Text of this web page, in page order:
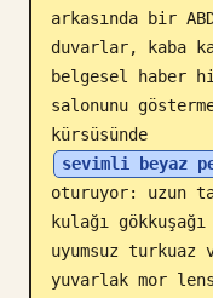
Güncellemeler
arkasında bir
duvarlar, kaba
belgesel haber
salonunu
kürsüsünde
sevimli beyaz
oturuyor: uzun
kulağı
uyumsuz turkuaz
yuvarlak mor